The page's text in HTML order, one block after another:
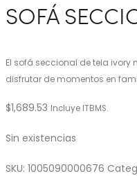
SOFÁ
El sofá seccional de tela
disfrutar de momentos en
$1,689.53 Incluye ITBMS.
Sin existencias
SKU: 1005090000676